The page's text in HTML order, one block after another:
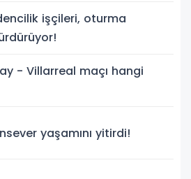
işçileri, oturma
- Villarreal maçı hangi
yaşamını yitirdi!